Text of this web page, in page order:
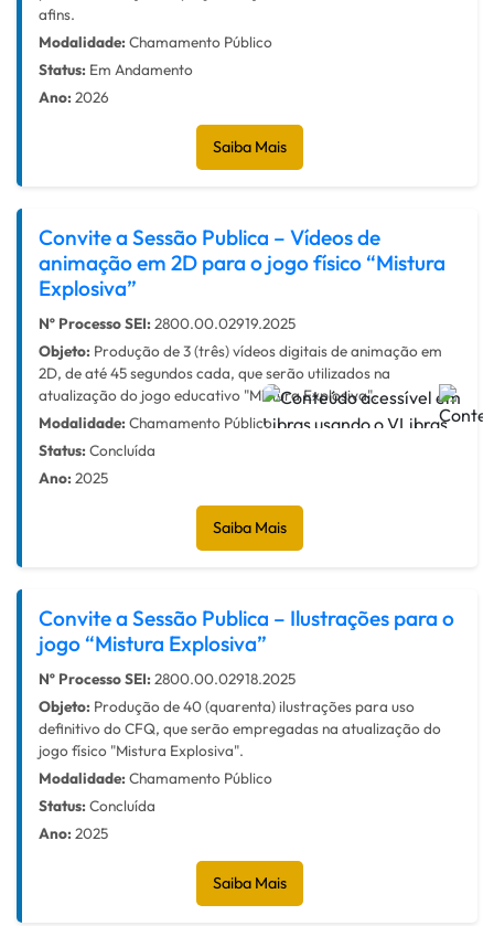
afins.
Modalidade: Chamamento Público
Status: Em Andamento
Ano: 2026
Saiba Mais
Convite a Sessão Publica – Vídeos de
animação em 2D para o jogo físico “Mistura
Explosiva”
Nº Processo SEI: 2800.00.02919.2025
Objeto: Produção de 3 (três) vídeos digitais de animação em
2D, de até 45 segundos cada, que serão utilizados na
atualização do jogo educativo "Mistura Explosiva".
Modalidade: Chamamento Público
Status: Concluída
Ano: 2025
Saiba Mais
Convite a Sessão Publica – Ilustrações para o
jogo “Mistura Explosiva”
Nº Processo SEI: 2800.00.02918.2025
Objeto: Produção de 40 (quarenta) ilustrações para uso
definitivo do CFQ, que serão empregadas na atualização do
jogo físico "Mistura Explosiva".
Modalidade: Chamamento Público
Status: Concluída
Ano: 2025
Saiba Mais